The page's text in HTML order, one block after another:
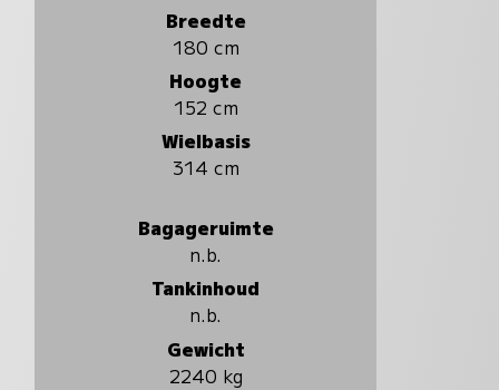
Breedte
180 cm
Hoogte
152 cm
Wielbasis
314 cm
Bagageruimte
n.b.
Tankinhoud
n.b.
Gewicht
2240 kg